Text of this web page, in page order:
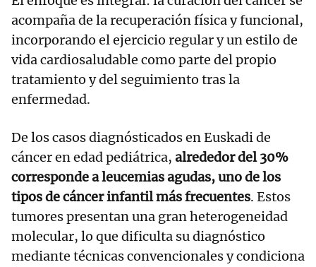
acompaña de la recuperación física y funcional,
incorporando el ejercicio regular y un estilo de
vida cardiosaludable como parte del propio
tratamiento y del seguimiento tras la
enfermedad.
De los casos diagnósticados en Euskadi de
cáncer en edad pediátrica, alrededor del 30%
corresponde a leucemias agudas, uno de los
tipos de cáncer infantil más frecuentes. Estos
tumores presentan una gran heterogeneidad
molecular, lo que dificulta su diagnóstico
mediante técnicas convencionales y condiciona